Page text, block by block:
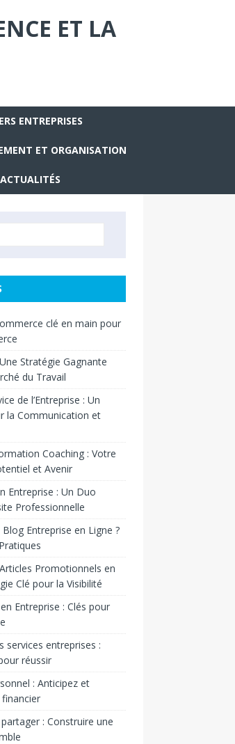
ET LA
ENTREPRISES
ET ORGANISATION
clé en main pour
Stratégie Gagnante
du Travail
de l’Entreprise : Un
la Communication et
Coaching : Votre
et Avenir
Entreprise : Un Duo
Professionnelle
Entreprise en Ligne ?
Promotionnels en
Clé pour la Visibilité
Entreprise : Clés pour
services entreprises :
réussir
: Anticipez et
: Construire une